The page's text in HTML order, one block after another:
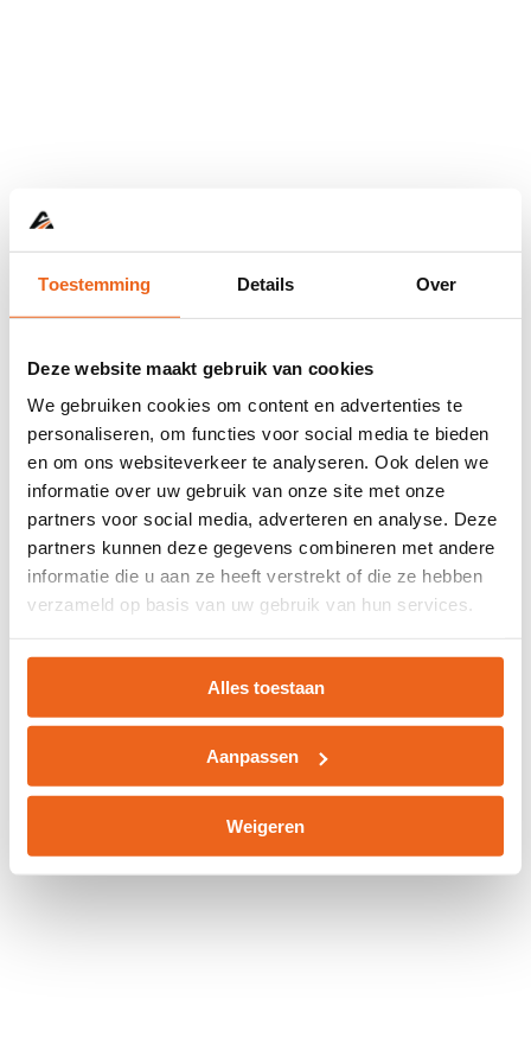
Toestemming Details Over
Deze website maakt gebruik van cookies
We gebruiken cookies om content en advertenties te
personaliseren, om functies voor social media te bieden
en om ons websiteverkeer te analyseren. Ook delen we
informatie over uw gebruik van onze site met onze
partners voor social media, adverteren en analyse. Deze
partners kunnen deze gegevens combineren met andere
informatie die u aan ze heeft verstrekt of die ze hebben
verzameld op basis van uw gebruik van hun services.
Alles toestaan
Aanpassen
Weigeren
Application error: a client-side exception has occurred while
loadingwww.abd.nl(see the browser consolefor more
information).